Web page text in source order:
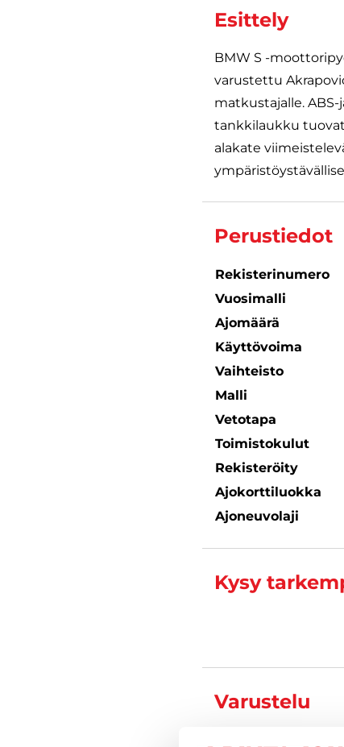
Esittely
BMW S -
varustettu
matkustajalle.
tankkilaukku
alakate
Perustiedot
Rekisterinumero
Vuosimalli
Ajomäärä
Käyttövoima
Vaihteisto
Malli
Vetotapa
Toimistokulut
Rekisteröity
Ajokorttiluokka
Ajoneuvolaji
Kysy
Varustelu